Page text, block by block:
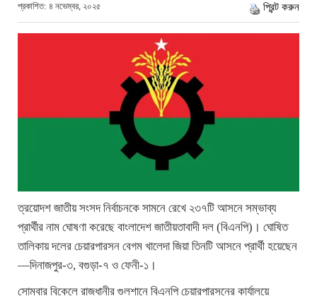
প্রকাশিত: ৪ নভেম্বর, ২০২৫
প্রিন্ট করুন
ত্রয়োদশ জাতীয় সংসদ নির্বাচনকে সামনে রেখে ২৩৭টি আসনে সম্ভাব্য
প্রার্থীর নাম ঘোষণা করেছে বাংলাদেশ জাতীয়তাবাদী দল (বিএনপি)। ঘোষিত
তালিকায় দলের চেয়ারপারসন বেগম খালেদা জিয়া তিনটি আসনে প্রার্থী হয়েছেন
—দিনাজপুর-৩, বগুড়া-৭ ও ফেনী-১।
সোমবার বিকেলে রাজধানীর গুলশানে বিএনপি চেয়ারপারসনের কার্যালয়ে